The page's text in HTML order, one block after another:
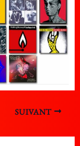
SUIVANT